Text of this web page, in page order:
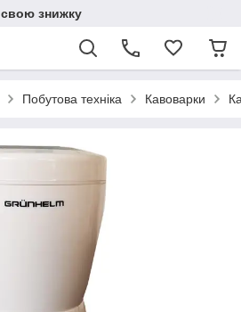
знижку
Побутова техніка Кавоварки